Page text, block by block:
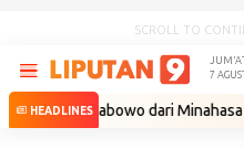
SCROLL TO
7
HEADLINES
Prabowo dari Minahasa •